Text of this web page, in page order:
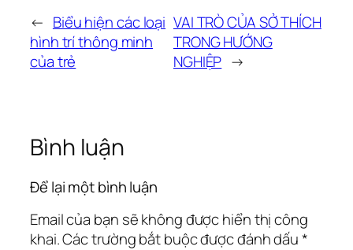
← Biểu hiện các loại
hình trí thông minh
của trẻ
VAI TRÒ CỦA SỞ THÍCH
TRONG HƯỚNG
NGHIỆP →
Bình luận
Để lại một bình luận
Email của bạn sẽ không được hiển thị công
khai.Các trường bắt buộc được đánh dấu*